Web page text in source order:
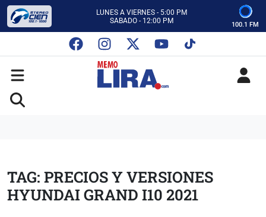
LUNES A VIERNES - 5:00 PM
SABADO - 12:00 PM
CON MEMO LIRA Y SU EQUIPO
LUNES A VIERNES - 5:00 PM
SABADO - 12:00 PM
100.1 FM
TAG: PRECIOS Y VERSIONES
HYUNDAI GRAND I10 2021